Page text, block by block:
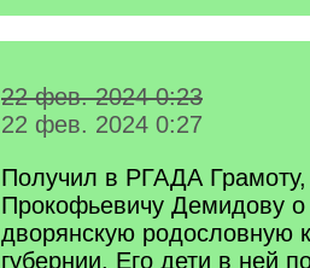
22 фев. 2024 0:23
22 фев. 2024 0:27
Получил в РГАДА
Прокофьевичу Демидову о
дворянскую родословную
губернии. Его дети в ней